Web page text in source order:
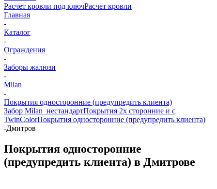
Расчет кровли под ключРасчет кровли
Главная
-
Каталог
-
Ограждения
-
Заборы жалюзи
-
Milan
-
Покрытия односторонние (предупредить клиента)
Забор Milan_нестандартПокрытия 2х сторонние и с
TwinColorПокрытия односторонние (предупредить клиента)
-Дмитров
Покрытия односторонние
(предупредить клиента) в Дмитрове